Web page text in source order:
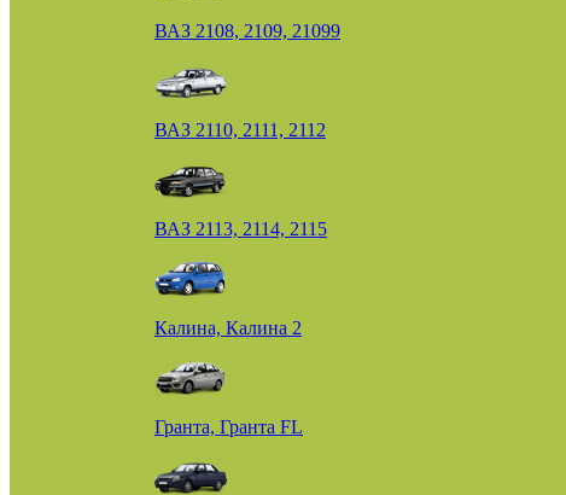
ВАЗ 2108, 2109, 21099
ВАЗ 2110, 2111, 2112
ВАЗ 2113, 2114, 2115
Калина, Калина 2
Гранта, Гранта FL